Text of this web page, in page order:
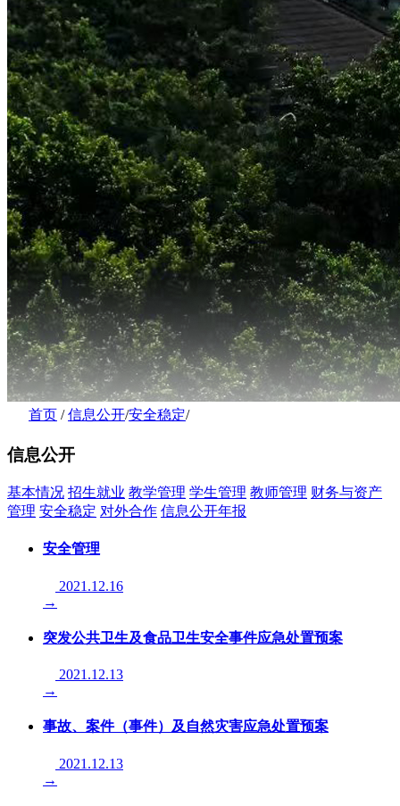
首页 / 信息公开/安全稳定/
信息公开
基本情况 招生就业 教学管理 学生管理 教师管理 财务与资产
管理 安全稳定 对外合作 信息公开年报
安全管理
2021.12.16
→
突发公共卫生及食品卫生安全事件应急处置预案
2021.12.13
→
事故、案件（事件）及自然灾害应急处置预案
2021.12.13
→